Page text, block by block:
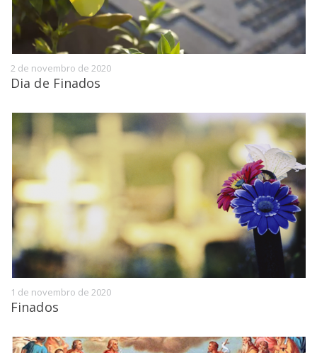
2 de novembro de 2020
Dia de Finados
1 de novembro de 2020
Finados